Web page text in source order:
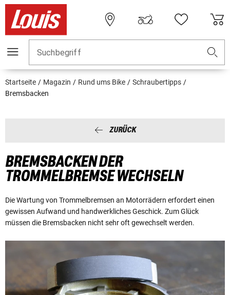
Suchbegriff
Startseite Magazin Rund ums Bike
Schraubertipps
Bremsbacken
ZURÜCK
BREMSBACKEN DER
TROMMELBREMSE WECHSELN
Die Wartung von Trommelbremsen an Motorrädern erfordert einen
gewissen Aufwand und handwerkliches Geschick. Zum Glück
müssen die Bremsbacken nicht sehr oft gewechselt werden.